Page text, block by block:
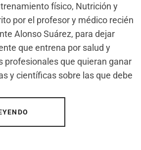
físico, Nutrición y
por el profesor y médico recién
Alonso Suárez, para dejar
que entrena por salud y
profesionales que quieran ganar
y científicas sobre las que debe